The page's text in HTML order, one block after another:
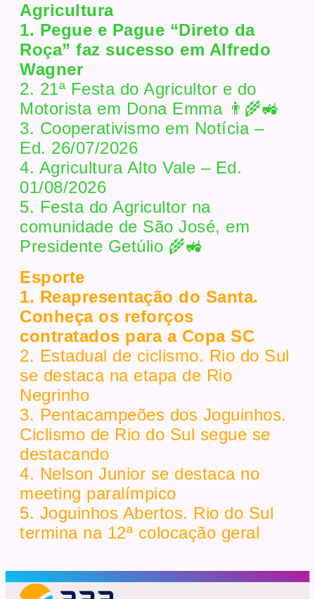
Agricultura
1. Pegue e Pague “Direto da
Roça” faz sucesso em Alfredo
Wagner
2. 21ª Festa do Agricultor e do
Motorista em Dona Emma 👨‍🌾🚜
3. Cooperativismo em Notícia –
Ed. 26/07/2026
4. Agricultura Alto Vale – Ed.
01/08/2026
5. Festa do Agricultor na
comunidade de São José, em
Presidente Getúlio 🌾🚜
Esporte
1. Reapresentação do Santa.
Conheça os reforços
contratados para a Copa SC
2. Estadual de ciclismo. Rio do Sul
se destaca na etapa de Rio
Negrinho
3. Pentacampeões dos Joguinhos.
Ciclismo de Rio do Sul segue se
destacando
4. Nelson Junior se destaca no
meeting paralímpico
5. Joguinhos Abertos. Rio do Sul
termina na 12ª colocação geral